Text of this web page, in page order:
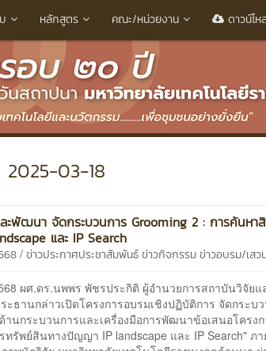
หลักสูตร คณะ/หน่วยงาน ดาวน์โห
2025-03-18
ะพัฒนา จัดกระบวนการ Grooming 2 : การค้นห
และ IP Search
/ข่าวประกาศประชาสัมพันธ์ ข่าวกิจกรรม ข่าวอบรม/เสว
ผศ.ดร.นพพร พัชรประกิติ ผู้อำนวยการสถาบันวิจัย
ธานกล่าวเปิดโครงการอบรมเชิงปฏิบัติการ จัดกระบ
านกระบวนการและเครื่องมือการพัฒนาข้อเสนอโครง
รัพย์สินทางปัญญา IP landscape และ IP Search" ภา